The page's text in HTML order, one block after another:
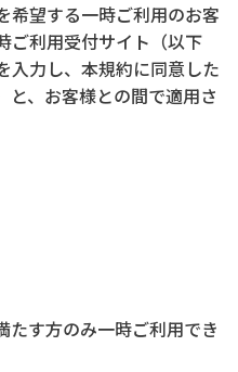
希望する一時ご利用のお客
ご利用受付サイト（以下
入力し、本規約に同意した
と、お客様との間で適用さ
す方のみ一時ご利用でき